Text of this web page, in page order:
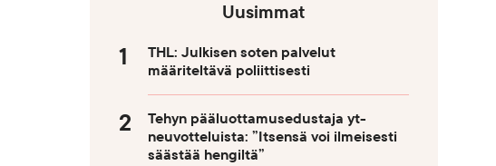
Uusimmat
THL: Julkisen soten palvelut
määriteltävä poliittisesti
Tehyn pääluottamusedustaja yt-
neuvotteluista: ”Itsensä voi ilmeisesti
säästää hengiltä”